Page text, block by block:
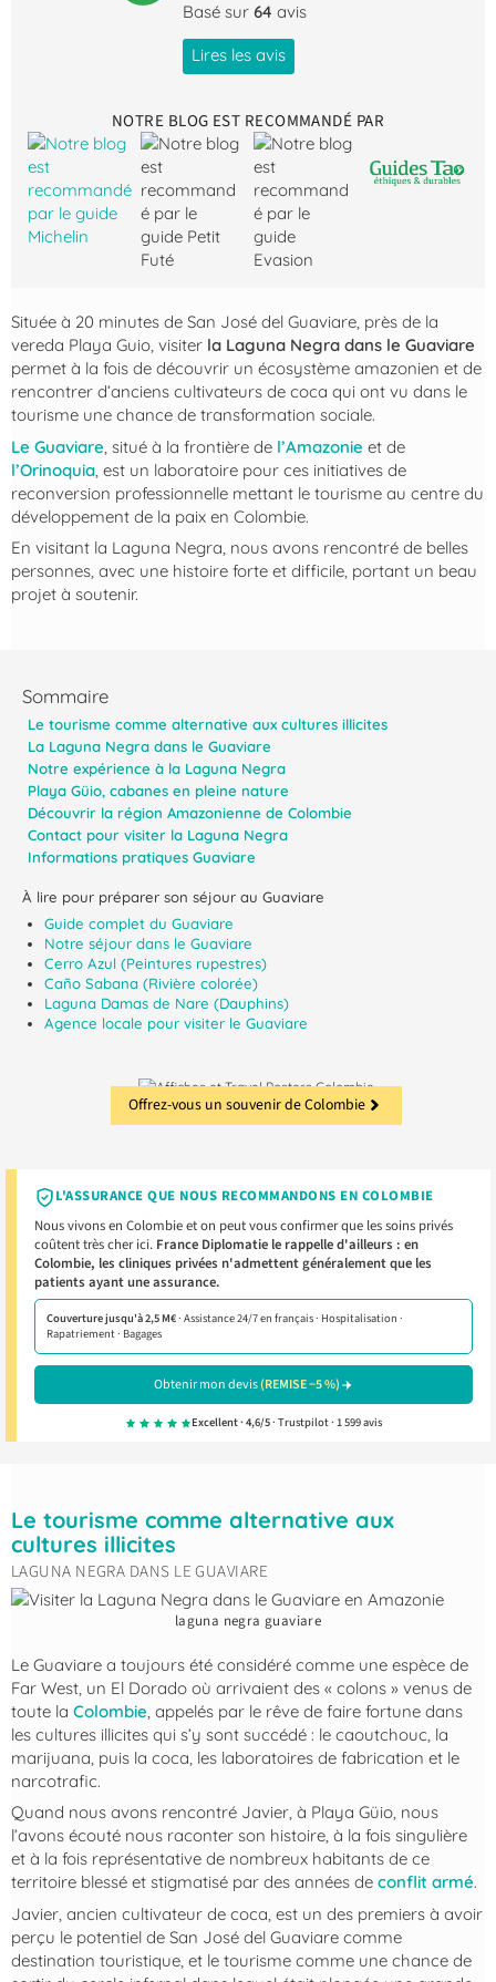
Basé sur 64 avis
Lires les avis
NOTRE BLOG EST RECOMMANDÉ PAR
Située à 20 minutes de San José del Guaviare, près de la
vereda Playa Guio, visiter la Laguna Negra dans le Guaviare
permet à la fois de découvrir un écosystème amazonien et de
rencontrer d’anciens cultivateurs de coca qui ont vu dans le
tourisme une chance de transformation sociale.
Le Guaviare , situé à la frontière de l’Amazonie et de
l’Orinoquia , est un laboratoire pour ces initiatives de
reconversion professionnelle mettant le tourisme au centre du
développement de la paix en Colombie.
En visitant la Laguna Negra, nous avons rencontré de belles
personnes, avec une histoire forte et difficile, portant un beau
projet à soutenir.
Sommaire
Le tourisme comme alternative aux cultures illicites
La Laguna Negra dans le Guaviare
Notre expérience à la Laguna Negra
Playa Güio, cabanes en pleine nature
Découvrir la région Amazonienne de Colombie
Contact pour visiter la Laguna Negra
Informations pratiques Guaviare
À lire pour préparer son séjour au Guaviare
Guide complet du Guaviare
Notre séjour dans le Guaviare
Cerro Azul (Peintures rupestres)
Caño Sabana (Rivière colorée)
Laguna Damas de Nare (Dauphins)
Agence locale pour visiter le Guaviare
Offrez-vous un souvenir de Colombie
L'ASSURANCE QUE NOUS RECOMMANDONS EN COLOMBIE
Nous vivons en Colombie et on peut vous confirmer que les soins privés
coûtent très cher ici. France Diplomatie le rappelle d'ailleurs : en
Colombie, les cliniques privées n'admettent généralement que les
patients ayant une assurance.
Couverture jusqu'à 2,5 M€· Assistance 24/7 en français · Hospitalisation ·
Rapatriement · Bagages
Obtenir mon devis(REMISE −5 %)
Excellent · 4,6/5· Trustpilot · 1 599 avis
Le tourisme comme alternative aux
cultures illicites
LAGUNA NEGRA DANS LE GUAVIARE
laguna negra guaviare
Le Guaviare a toujours été considéré comme une espèce de
Far West, un El Dorado où arrivaient des « colons » venus de
toute la Colombie, appelés par le rêve de faire fortune dans
les cultures illicites qui s’y sont succédé : le caoutchouc, la
marijuana, puis la coca, les laboratoires de fabrication et le
narcotrafic.
Quand nous avons rencontré Javier, à Playa Güio, nous
l’avons écouté nous raconter son histoire, à la fois singulière
et à la fois représentative de nombreux habitants de ce
territoire blessé et stigmatisé par des années de conflit armé.
Javier, ancien cultivateur de coca, est un des premiers à avoir
perçu le potentiel de San José del Guaviare comme
destination touristique, et le tourisme comme une chance de